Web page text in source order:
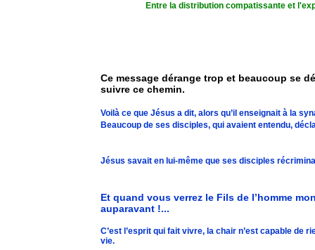
Entre la distribution compatissante et
Ce message dérange trop et beaucoup se
suivre ce chemin.
Voilà ce que Jésus a dit, alors qu’il enseignait à la
Beaucoup de ses disciples, qui avaient entendu,
Jésus savait en lui-même que ses disciples
Et quand vous verrez le Fils de l’homme
auparavant !...
C’est l’esprit qui fait vivre, la chair n’est capable de
vie.